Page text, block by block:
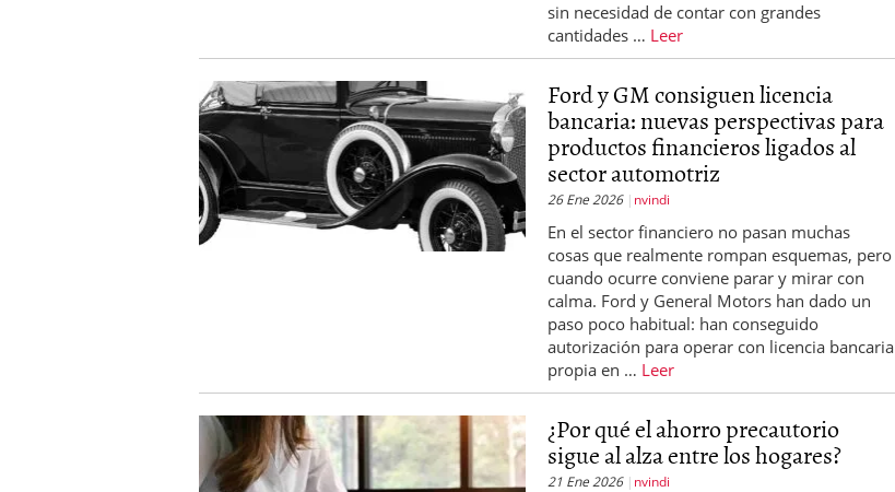
sin necesidad de contar con grandes
cantidades … Leer
Ford y GM consiguen licencia
bancaria: nuevas perspectivas para
productos financieros ligados al
sector automotriz
26 Ene 2026 nvindi
En el sector financiero no pasan muchas
cosas que realmente rompan esquemas, pero
cuando ocurre conviene parar y mirar con
calma. Ford y General Motors han dado un
paso poco habitual: han conseguido
autorización para operar con licencia bancaria
propia en … Leer
¿Por qué el ahorro precautorio
sigue al alza entre los hogares?
21 Ene 2026 nvindi